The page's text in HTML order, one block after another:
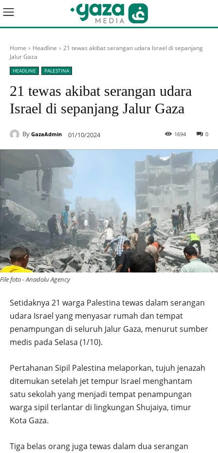
Home Headline
21 tewas akibat serangan udara Israel di sepanjang
Jalur Gaza
HEADLINE PALESTINA
21 tewas akibat serangan udara
Israel di sepanjang Jalur Gaza
By GazaAdmin 01/10/2024 0
1694
File foto - Anadolu Agency
Setidaknya 21 warga Palestina tewas dalam serangan
udara Israel yang menyasar rumah dan tempat
penampungan di seluruh Jalur Gaza, menurut sumber
medis pada Selasa (1/10).
Pertahanan Sipil Palestina melaporkan, tujuh jenazah
ditemukan setelah jet tempur Israel menghantam
satu sekolah yang menjadi tempat penampungan
warga sipil terlantar di lingkungan Shujaiya, timur
Kota Gaza.
Tiga belas orang juga tewas dalam dua serangan